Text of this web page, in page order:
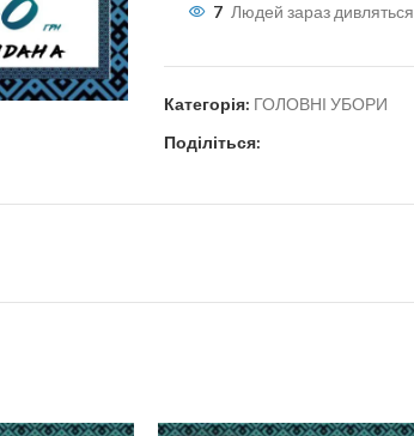
7 Людей зараз
Категорія: ГОЛОВНІ УБОРИ
Поділіться: